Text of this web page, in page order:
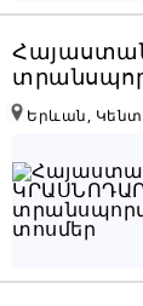
Երևան,